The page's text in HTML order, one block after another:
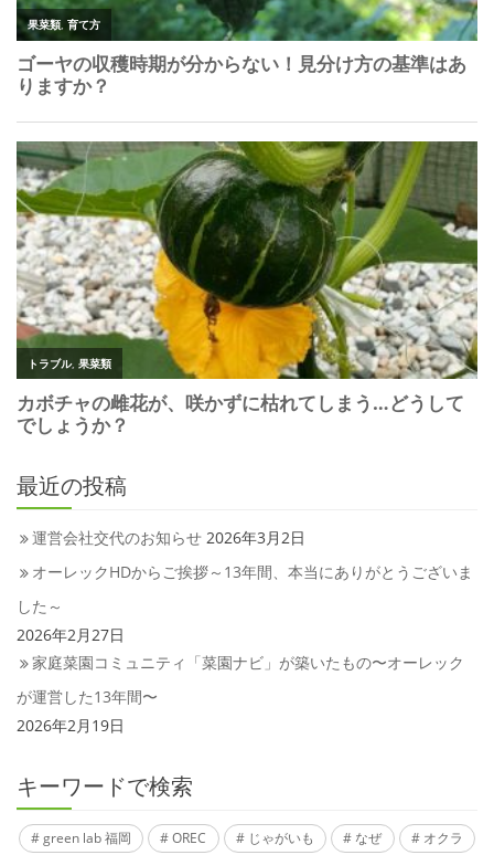
最近の投稿
運営会社交代のお知らせ 2026年3月2日
オーレックHDからご挨拶～13年間、本当にありがとうございま
した～
2026年2月27日
家庭菜園コミュニティ「菜園ナビ」が築いたもの〜オーレック
が運営した13年間〜
2026年2月19日
キーワードで検索
green lab 福岡 OREC じゃがいも なぜ
オクラ